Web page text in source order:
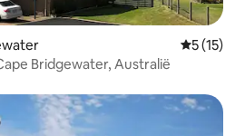
5 (15)
Bridgewater, Australië